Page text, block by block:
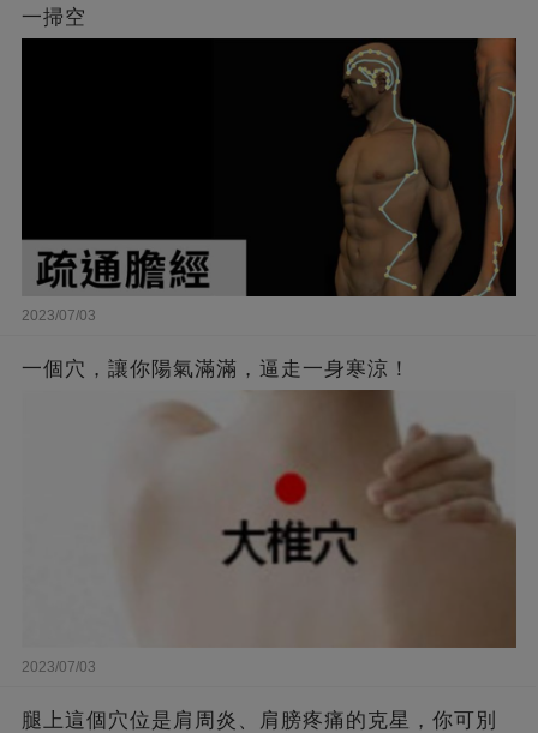
一掃空
2023/07/03
一個穴，讓你陽氣滿滿，逼走一身寒涼！
2023/07/03
腿上這個穴位是肩周炎、肩膀疼痛的克星，你可別